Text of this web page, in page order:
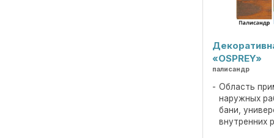
«OSPREY»
палисандр
Область
наружных
бани,
внутренних